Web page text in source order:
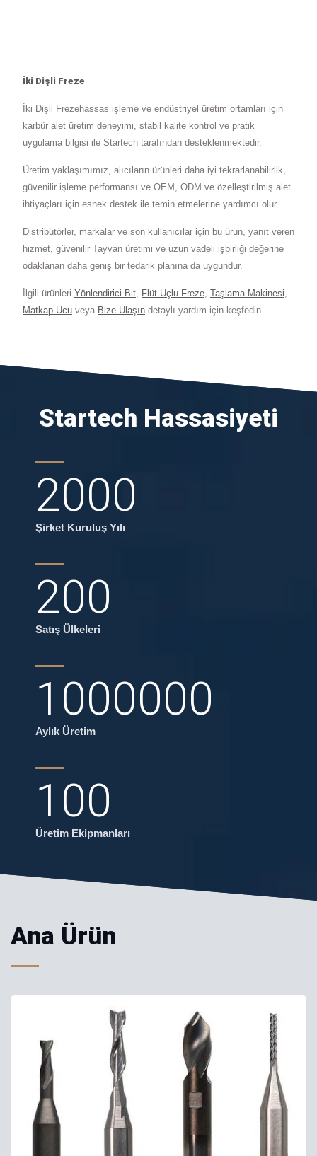
İki Dişli Freze
İki Dişli Frezehassas işleme ve endüstriyel üretim ortamları için
karbür alet üretim deneyimi, stabil kalite kontrol ve pratik
uygulama bilgisi ile Startech tarafından desteklenmektedir.
Üretim yaklaşımımız, alıcıların ürünleri daha iyi tekrarlanabilirlik,
güvenilir işleme performansı ve OEM, ODM ve özelleştirilmiş alet
ihtiyaçları için esnek destek ile temin etmelerine yardımcı olur.
Distribütörler, markalar ve son kullanıcılar için bu ürün, yanıt veren
hizmet, güvenilir Tayvan üretimi ve uzun vadeli işbirliği değerine
odaklanan daha geniş bir tedarik planına da uygundur.
İlgili ürünleri Yönlendirici Bit, Flüt Uçlu Freze, Taşlama Makinesi,
Matkap Ucu veya Bize Ulaşın detaylı yardım için keşfedin.
Startech Hassasiyeti
2000
Şirket Kuruluş Yılı
200
Satış Ülkeleri
1000000
Aylık Üretim
100
Üretim Ekipmanları
Ana Ürün